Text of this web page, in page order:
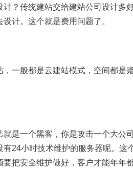
？传统建站交给建站公司设计多
计。这个就是费用问题了。
，一般都是云建站模式，空间都是
是一个黑客，你是攻击一个大公
24小时技术维护的服务器呢。这
要把安全维护做好，客户才能年年